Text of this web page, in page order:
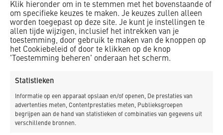
Klik hieronder om in te stemmen met het bovenstaande of
om specifieke keuzes te maken. Je keuzes zullen alleen
worden toegepast op deze site. Je kunt je instellingen te
allen tijde wijzigen, inclusief het intrekken van je
toestemming, door gebruik te maken van de knoppen op
het Cookiebeleid of door te klikken op de knop
'Toestemming beheren' onderaan het scherm.
Statistieken
Informatie op een apparaat opslaan en/of openen, De prestaties van
advertenties meten, Contentprestaties meten, Publieksgroepen
begrijpen aan de hand van statistieken of combinaties van gegevens uit
verschillende bronnen.
Ook sterk in klein werk!
De wat kleinere projecten blijven natuurlijk ook mooi om te
delen. Deze mooie voor en na foto’s bijvoorbeeld van een
steiger middenin het Recreatiegebied Spaarnwoude. We
Lees verder